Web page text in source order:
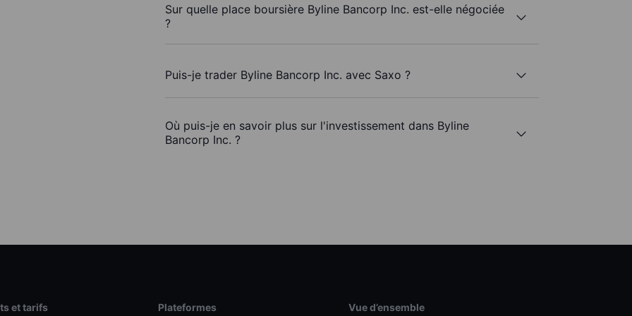
Sur quelle place boursière Byline Bancorp Inc. est-elle négociée
?
Puis-je trader Byline Bancorp Inc. avec Saxo ?
Où puis-je en savoir plus sur l'investissement dans Byline
Bancorp Inc. ?
et tarifs Plateformes Vue d’ensemble